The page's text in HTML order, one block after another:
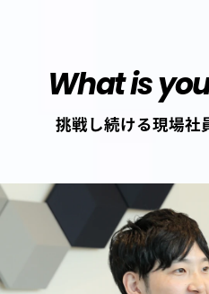
What is
挑戦し続ける現場社